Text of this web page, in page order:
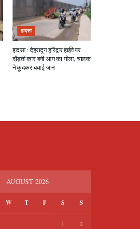
हादसा
हादसा : देहरादून-हरिद्वार हाईवे पर
दौड़ती कार बनी आग का गोला, चालक
ने कूदकर बचाई जान
AUGUST 2026
W T F S S
1 2